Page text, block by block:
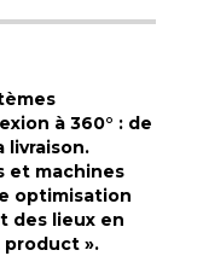
à 360° : de
livraison.
et machines
optimisation
des lieux en
product ».